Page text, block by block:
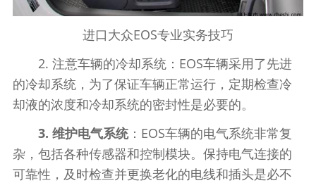
进口大众EOS专业实务技巧
2. 注意车辆的冷却系统：EOS车辆采用了先进
的冷却系统，为了保证车辆正常运行，定期检查冷
却液的浓度和冷却系统的密封性是必要的。
3. 维护电气系统：EOS车辆的电气系统非常复
杂，包括各种传感器和控制模块。保持电气连接的
可靠性，及时检查并更换老化的电线和插头是必不